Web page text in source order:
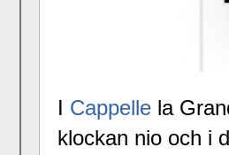
I Cappelle la
klockan nio och i